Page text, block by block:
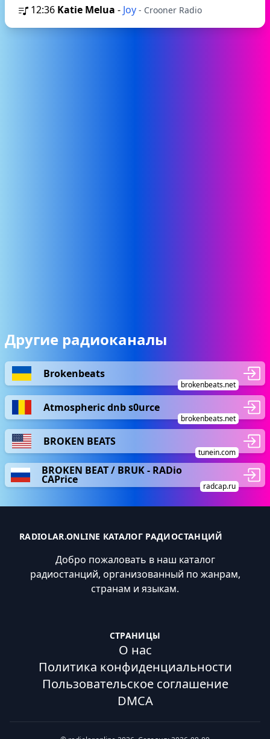
12:36 Katie Melua - Joy - Crooner Radio
Другие радиоканалы
Brokenbeats
brokenbeats.net
Atmospheric dnb s0urce
brokenbeats.net
BROKEN BEATS
tunein.com
BROKEN BEAT / BRUK - RADio
CAPrice
radcap.ru
RADIOLAR.ONLINE КАТАЛОГ РАДИОСТАНЦИЙ
Добро пожаловать в наш каталог
радиостанций, организованный по жанрам,
странам и языкам.
СТРАНИЦЫ
О нас
Политика конфиденциальности
Пользовательское соглашение
DMCA